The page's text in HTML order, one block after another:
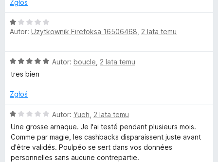
o
/a
5
/
Zgłoś
O
c
a
:
/
Autor: Użytkownik Firefoksa 16506468 2 lata temu
O
c
n
:
5
Autor: boucle 2 lata temu
tres bien
Zgłoś
O
c
e
n
a
Autor: Yueh 2 lata temu
Une grosse arnaque. Je l'ai testé pendant plusieurs mois.
Comme par magie, les cashbacks disparaissent juste avant
d'être validés. Poulpéo se sert dans vos données
personnelles sans aucune contrepartie.